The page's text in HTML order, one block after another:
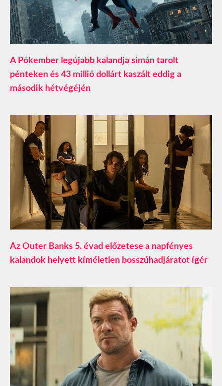
A Pókember legújabb kalandja simán tarolt
pénteken és 43 millió dollárt kaszált eddig a
második hétvégéjén
Az Outer Banks 5. évad előzetese a napfényes
kalandok helyett kíméletlen bosszúhadjáratot ígér